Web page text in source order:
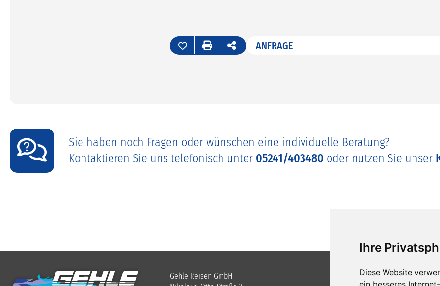
Ihre
Diese Website
ein besseres
ANFRAGE
Sie haben noch Fragen oder wünschen eine individuelle Beratung?
Kontaktieren Sie uns telefonisch unter 05241/403480 oder nutzen Sie unser
Gehle Reisen GmbH
Telefon +49 (0)5241 / 40 34 8-0